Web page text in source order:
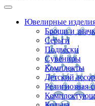
Ювелирные
Броши и
Серьги
Подвески
Сувениры
Комплекты
Детский
Религиозная